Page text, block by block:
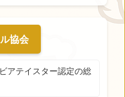
協会
アテイスター認定の総